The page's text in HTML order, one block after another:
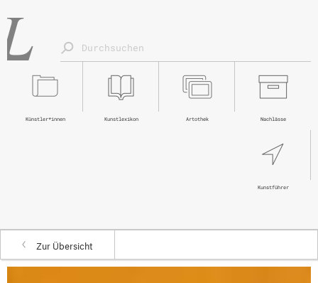
Nachlässe
Artothek
Kunstlexikon
Künstler*innen
Kunstführer
Zur Übersicht